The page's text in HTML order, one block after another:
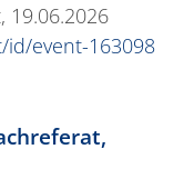
19.06.2026
id/event-163098